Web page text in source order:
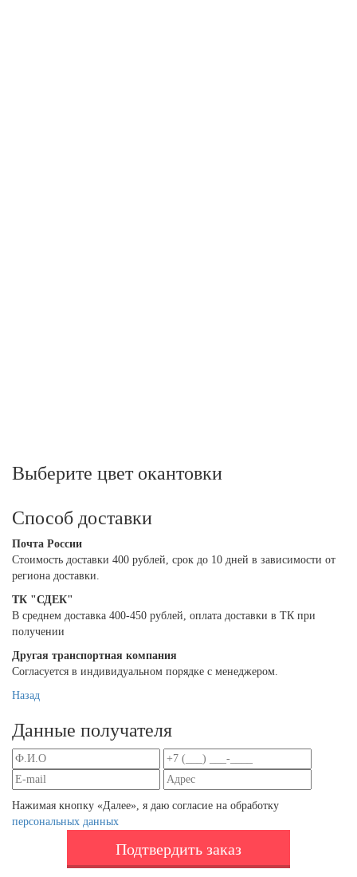
Выберите цвет окантовки
Способ доставки
Почта России
Cтоимость доставки 400 рублей, срок до 10 дней в зависимости от
региона доставки.
ТК "СДЕК"
В среднем доставка 400-450 рублей, оплата доставки в ТК при
получении
Другая транспортная компания
Согласуется в индивидуальном порядке с менеджером.
Назад
Данные получателя
Нажимая кнопку «Далее», я даю согласие на обработку
персональных данных
Подтвердить заказ